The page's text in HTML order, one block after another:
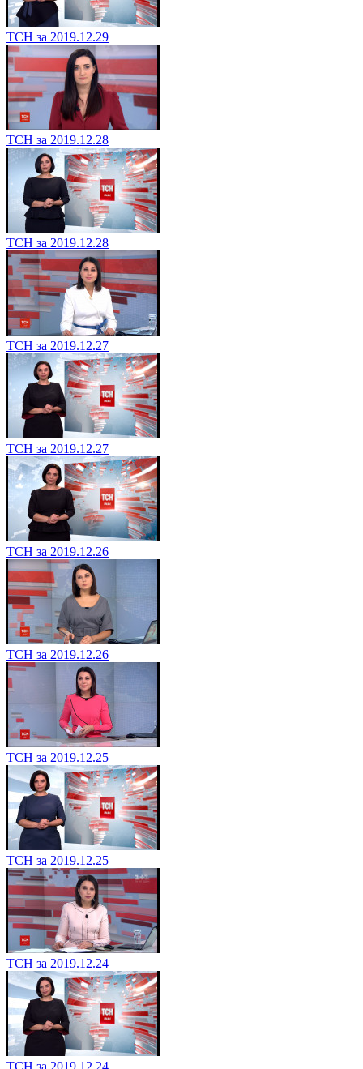
ТСН за 2019.12.29
ТСН за 2019.12.28
ТСН за 2019.12.28
ТСН за 2019.12.27
ТСН за 2019.12.27
ТСН за 2019.12.26
ТСН за 2019.12.26
ТСН за 2019.12.25
ТСН за 2019.12.25
ТСН за 2019.12.24
ТСН за 2019.12.24